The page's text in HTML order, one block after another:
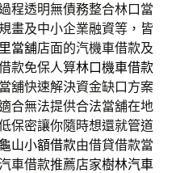
程透明無債務整合林口當
畫及中小企業融資等，皆
當舖店面的汽機車借款及
款免保人算林口機車借款
舖快速解決資金缺口方案
合無法提供合法當舖在地
保密讓你隨時想還就管道
龜山小額借款由借貸借款當
車借款推薦店家樹林汽車